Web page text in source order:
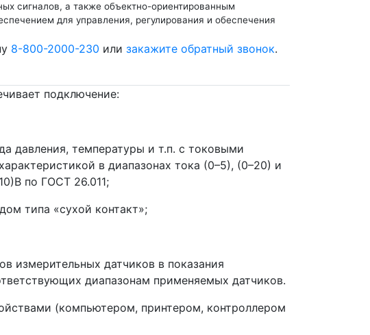
сигналов, а также объектно-ориентированным
для управления, регулирования и обеспечения
8-800-2000-230 или закажите обратный звонок.
подключение:
давления, температуры и т.п. с токовыми
в диапазонах тока (0–5), (0–20) и
по ГОСТ 26.011;
типа «сухой контакт»;
измерительных датчиков в показания
диапазонам применяемых датчиков.
(компьютером, принтером, контроллером